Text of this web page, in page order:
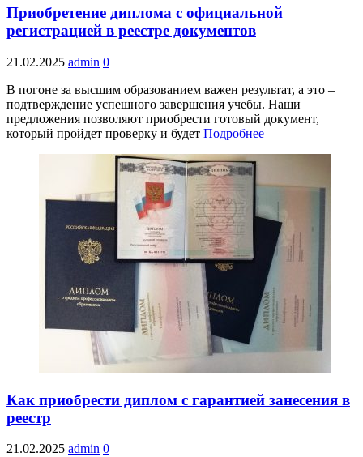
Приобретение диплома с официальной
регистрацией в реестре документов
21.02.2025 admin 0
В погоне за высшим образованием важен результат, а это –
подтверждение успешного завершения учебы. Наши
предложения позволяют приобрести готовый документ,
который пройдет проверку и будет Подробнее
Как приобрести диплом с гарантией занесения в
реестр
21.02.2025 admin 0